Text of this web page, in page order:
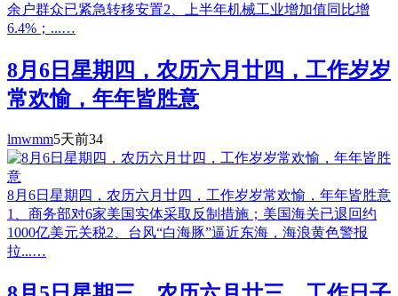
余户群众已紧急转移安置2、上半年机械工业增加值同比增
6.4%；...…
8月6日星期四，农历六月廿四，工作岁岁
常欢愉，年年皆胜意
lmwmm5天前34
8月6日星期四，农历六月廿四，工作岁岁常欢愉，年年皆胜意
1、商务部对6家美国实体采取反制措施；美国海关已退回约
1000亿美元关税2、台风“白海豚”逼近东海，海浪黄色警报
拉...…